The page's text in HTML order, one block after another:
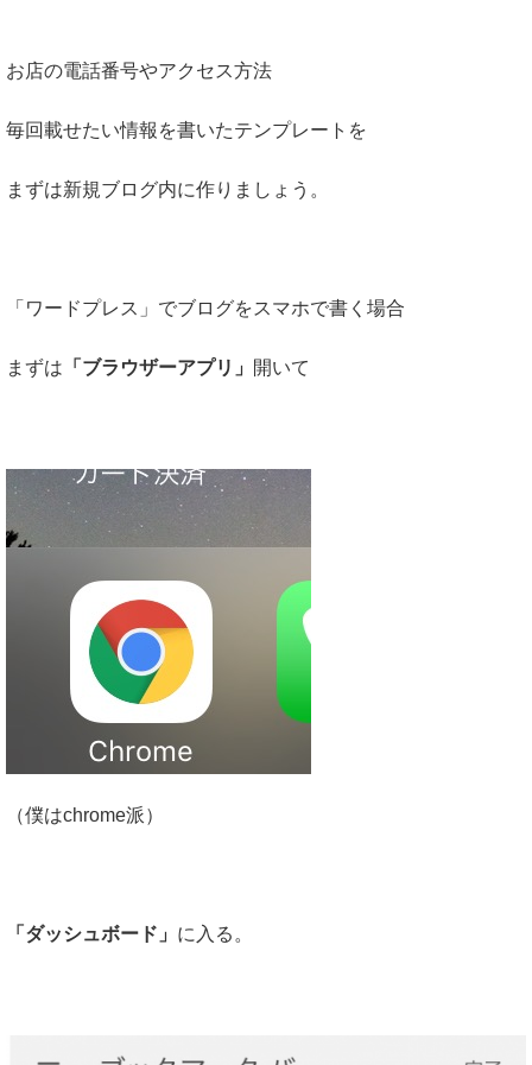
お店の電話番号やアクセス方法
毎回載せたい情報を書いたテンプレートを
まずは新規ブログ内に作りましょう。
「ワードプレス」でブログをスマホで書く場合
まずは 「ブラウザーアプリ」 開いて
（僕はchrome派）
「ダッシュボード」 に入る。